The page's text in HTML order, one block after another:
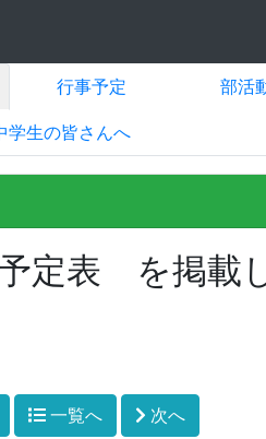
行事予定 部活
学生の皆さんへ
定表 を掲載
一覧へ 次へ